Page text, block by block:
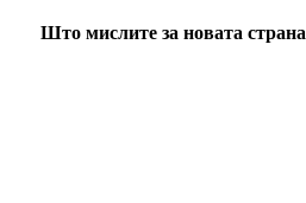
Што мислите за новата страна